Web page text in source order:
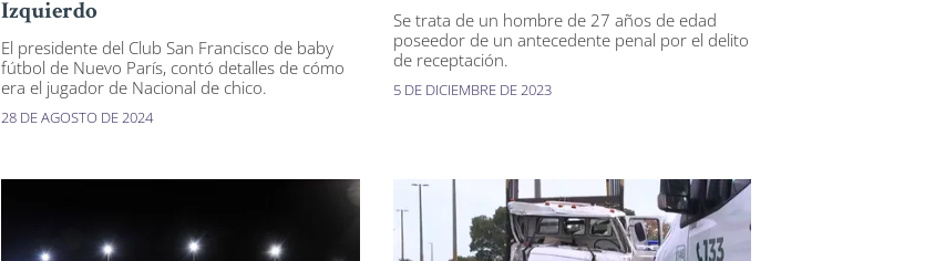
Izquierdo
El presidente del Club San Francisco de baby
fútbol de Nuevo París, contó detalles de cómo
era el jugador de Nacional de chico.
28 DE AGOSTO DE 2024
Se trata de un hombre de 27 años de edad
poseedor de un antecedente penal por el delito
de receptación.
5 DE DICIEMBRE DE 2023